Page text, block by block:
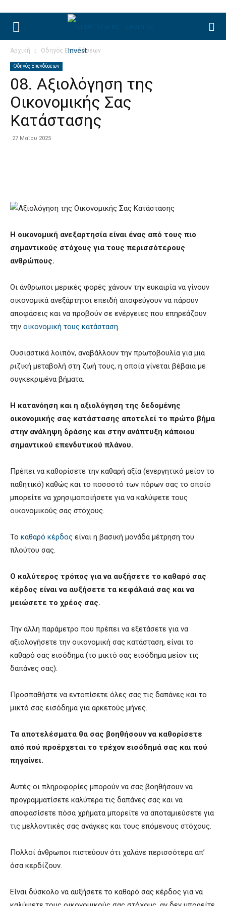
Αρχική Οδηγός Επενδύσεων
Οδηγός Επενδύσεων
08. Αξιολόγηση της
Οικονομικής Σας
Κατάστασης
27 Μαΐου 2025
Η οικονομική ανεξαρτησία είναι ένας από τους πιο
σημαντικούς στόχους για τους περισσότερους
ανθρώπους.
Οι άνθρωποι μερικές φορές χάνουν την ευκαιρία να γίνουν
οικονομικά ανεξάρτητοι επειδή αποφεύγουν να πάρουν
αποφάσεις και να προβούν σε ενέργειες που επηρεάζουν
την οικονομική τους κατάσταση.
Ουσιαστικά λοιπόν, αναβάλλουν την πρωτοβουλία για μια
ριζική μεταβολή στη ζωή τους, η οποία γίνεται βέβαια με
συγκεκριμένα βήματα.
Η κατανόηση και η αξιολόγηση της δεδομένης
οικονομικής σας κατάστασης αποτελεί το πρώτο βήμα
στην ανάληψη δράσης και στην ανάπτυξη κάποιου
σημαντικού επενδυτικού πλάνου.
Πρέπει να καθορίσετε την καθαρή αξία (ενεργητικό μείον το
παθητικό) καθώς και το ποσοστό των πόρων σας το οποίο
μπορείτε να χρησιμοποιήσετε για να καλύψετε τους
οικονομικούς σας στόχους.
Το καθαρό κέρδος είναι η βασική μονάδα μέτρηση του
πλούτου σας.
Ο καλύτερος τρόπος για να αυξήσετε το καθαρό σας
κέρδος είναι να αυξήσετε τα κεφάλαιά σας και να
μειώσετε το χρέος σας.
Την άλλη παράμετρο που πρέπει να εξετάσετε για να
αξιολογήσετε την οικονομική σας κατάσταση, είναι το
καθαρό σας εισόδημα (το μικτό σας εισόδημα μείον τις
δαπάνες σας).
Προσπαθήστε να εντοπίσετε όλες σας τις δαπάνες και το
μικτό σας εισόδημα για αρκετούς μήνες.
Τα αποτελέσματα θα σας βοηθήσουν να καθορίσετε
από πού προέρχεται το τρέχον εισόδημά σας και πού
πηγαίνει.
Αυτές οι πληροφορίες μπορούν να σας βοηθήσουν να
προγραμματίσετε καλύτερα τις δαπάνες σας και να
αποφασίσετε πόσα χρήματα μπορείτε να αποταμιεύσετε για
τις μελλοντικές σας ανάγκες και τους επόμενους στόχους.
Πολλοί άνθρωποι πιστεύουν ότι χαλάνε περισσότερα απ’
όσα κερδίζουν.
Είναι δύσκολο να αυξήσετε το καθαρό σας κέρδος για να